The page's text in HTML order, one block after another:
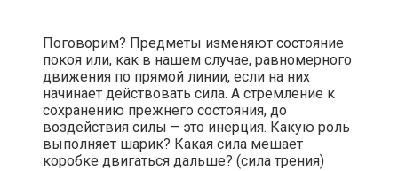
Поговорим? Предметы изменяют состояние
покоя или, как в нашем случае, равномерного
движения по прямой линии, если на них
начинает действовать сила. А стремление к
сохранению прежнего состояния, до
воздействия силы – это инерция. Какую роль
выполняет шарик? Какая сила мешает
коробке двигаться дальше? (сила трения)